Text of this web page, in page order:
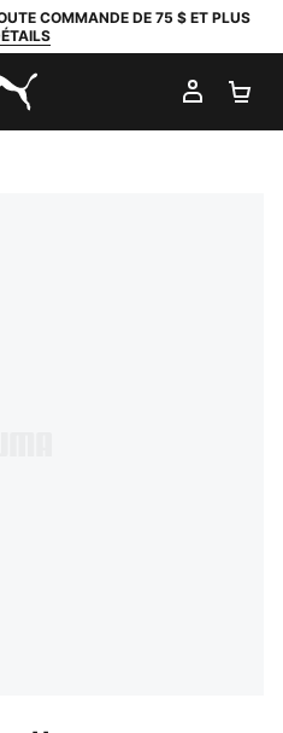
COMMANDE DE 75 $ ET PLUS
MON